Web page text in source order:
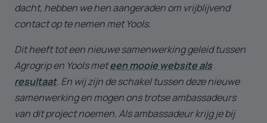
dacht, hebben we hen aangeraden om vrijblijvend
contact op te nemen met Yools.
Dit heeft tot een nieuwe samenwerking geleid tussen
Agrogrip en Yools meteen mooie website als
resultaat. En wij zijn de schakel tussen deze nieuwe
samenwerking en mogen ons trotse ambassadeurs
van dit project noemen. Als ambassadeur krijg je bij